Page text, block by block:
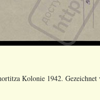
Kolonie 1942.